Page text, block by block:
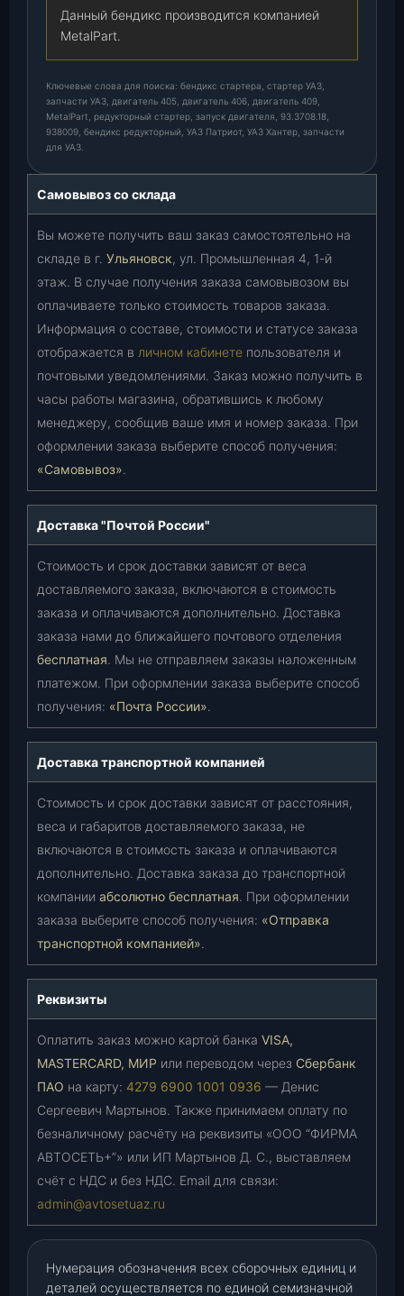
Данный бендикс производится компанией
MetalPart.
Ключевые слова для поиска: бендикс стартера, стартер УАЗ,
запчасти УАЗ, двигатель 405, двигатель 406, двигатель 409,
MetalPart, редукторный стартер, запуск двигателя, 93.3708.18,
938009, бендикс редукторный, УАЗ Патриот, УАЗ Хантер, запчасти
для УАЗ.
Самовывоз со склада
Вы можете получить ваш заказ самостоятельно на
складе в г. Ульяновск, ул. Промышленная 4, 1-й
этаж. В случае получения заказа самовывозом вы
оплачиваете только стоимость товаров заказа.
Информация о составе, стоимости и статусе заказа
отображается в личном кабинете пользователя и
почтовыми уведомлениями. Заказ можно получить в
часы работы магазина, обратившись к любому
менеджеру, сообщив ваше имя и номер заказа. При
оформлении заказа выберите способ получения:
«Самовывоз».
Доставка "Почтой России"
Стоимость и срок доставки зависят от веса
доставляемого заказа, включаются в стоимость
заказа и оплачиваются дополнительно. Доставка
заказа нами до ближайшего почтового отделения
бесплатная. Мы не отправляем заказы наложенным
платежом. При оформлении заказа выберите способ
получения: «Почта России».
Доставка транспортной компанией
Стоимость и срок доставки зависят от расстояния,
веса и габаритов доставляемого заказа, не
включаются в стоимость заказа и оплачиваются
дополнительно. Доставка заказа до транспортной
компании абсолютно бесплатная. При оформлении
заказа выберите способ получения: «Отправка
транспортной компанией».
Реквизиты
Оплатить заказ можно картой банка VISA,
MASTERCARD, МИР или переводом через Сбербанк
ПАО на карту: 4279 6900 1001 0936 — Денис
Сергеевич Мартынов. Также принимаем оплату по
безналичному расчёту на реквизиты «ООО “ФИРМА
АВТОСЕТЬ+”» или ИП Мартынов Д. С., выставляем
счёт с НДС и без НДС. Email для связи:
admin@avtosetuaz.ru
Нумерация обозначения всех сборочных единиц и
деталей осуществляется по единой семизначной